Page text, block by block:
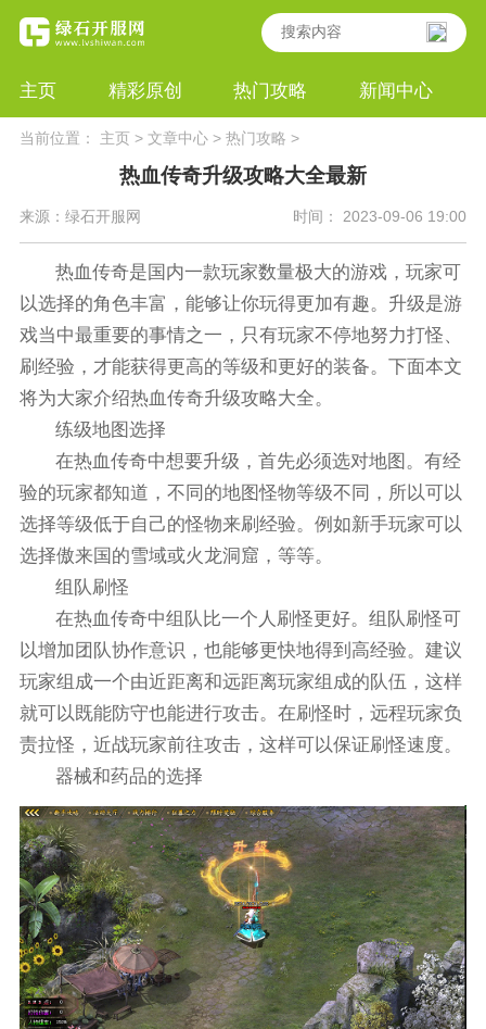
主页 精彩原创 热门攻略 新闻中心
当前位置： 主页> 文章中心> 热门攻略 >
热血传奇升级攻略大全最新
来源：绿石开服网 时间： 2023-09-06 19:00
热血传奇是国内一款玩家数量极大的游戏，玩家可
以选择的角色丰富，能够让你玩得更加有趣。升级是游
戏当中最重要的事情之一，只有玩家不停地努力打怪、
刷经验，才能获得更高的等级和更好的装备。下面本文
将为大家介绍热血传奇升级攻略大全。
练级地图选择
在热血传奇中想要升级，首先必须选对地图。有经
验的玩家都知道，不同的地图怪物等级不同，所以可以
选择等级低于自己的怪物来刷经验。例如新手玩家可以
选择傲来国的雪域或火龙洞窟，等等。
组队刷怪
在热血传奇中组队比一个人刷怪更好。组队刷怪可
以增加团队协作意识，也能够更快地得到高经验。建议
玩家组成一个由近距离和远距离玩家组成的队伍，这样
就可以既能防守也能进行攻击。在刷怪时，远程玩家负
责拉怪，近战玩家前往攻击，这样可以保证刷怪速度。
器械和药品的选择